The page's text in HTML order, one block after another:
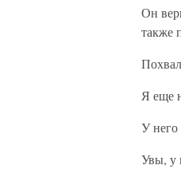
Он
также
Я еще
У него
Увы, у